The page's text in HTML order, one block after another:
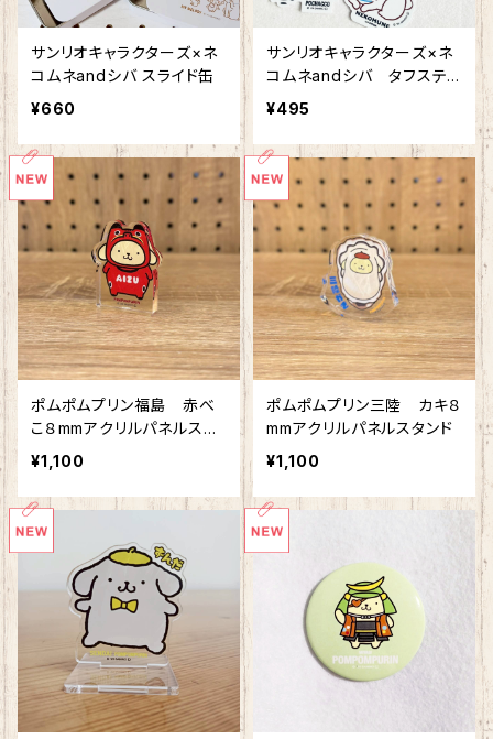
サンリオキャラクターズ×ネ
コムネandシバ スライド缶
¥660
サンリオキャラクターズ×ネ
コムネandシバ タフステッ
カー
¥495
ポムポムプリン福島 赤べ
こ８mmアクリルパネルスタ
ンド
¥1,100
ポムポムプリン三陸 カキ８
mmアクリルパネルスタンド
¥1,100